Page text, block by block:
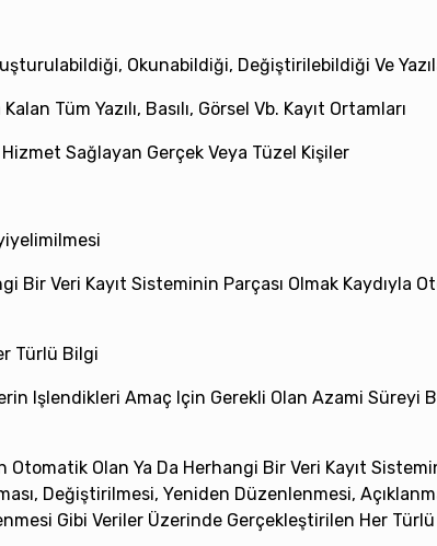
Okunabildiği, Değiştirilebildiği Ve
Tüm Yazılı, Basılı, Görsel Vb. Kayıt Ortamları
Sağlayan Gerçek Veya Tüzel Kişiler
Bir Veri Kayıt Sisteminin Parçası Olmak Kaydıyla
Türlü Bilgi
Işlendikleri Amaç Için Gerekli Olan Azami Süreyi
Otomatik Olan Ya Da Herhangi Bir Veri Kayıt
Değiştirilmesi, Yeniden Düzenlenmesi,
Gibi Veriler Üzerinde Gerçekleştirilen Her